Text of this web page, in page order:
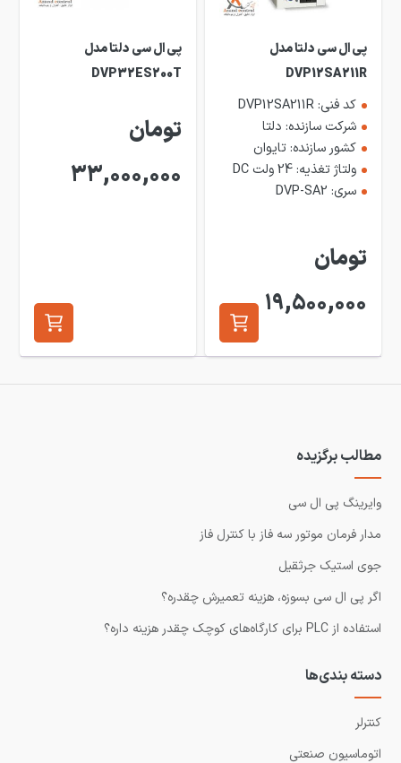
پی ال سی دلتا مدل
DVP12SA211R
کد فنی: DVP12SA211R
شرکت سازنده: دلتا
کشور سازنده: تایوان
ولتاژ تغذیه: 24 ولت DC
سری: DVP-SA2
تومان
19,500,000
پی ال سی دلتا مدل
DVP32ES200T
تومان
33,000,000
مطالب برگزیده
وایرینگ پی ال سی
مدار فرمان موتور سه فاز با کنترل فاز
جوی استیک جرثقیل
اگر پی ال سی بسوزه، هزینه تعمیرش چقدره؟
استفاده از PLC برای کارگاه‌های کوچک چقدر هزینه داره؟
دسته بندی‌ها
کنترلر
اتوماسیون صنعتی